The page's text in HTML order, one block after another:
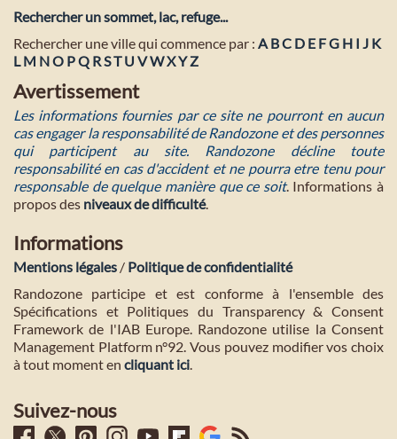
Rechercher un sommet, lac, refuge...
Rechercher une ville qui commence par : A BC D E FG H I J K
L M NO PQ RST U VWXYZ
Avertissement
Les informations fournies par ce site ne pourront en aucun
cas engager la responsabilité de Randozone et des personnes
qui participent au site. Randozone décline toute
responsabilité en cas d'accident et ne pourra etre tenu pour
responsable de quelque manière que ce soit. Informations à
propos des niveaux de difficulté.
Informations
Mentions légales / Politique de confidentialité
Randozone participe et est conforme à l'ensemble des
Spécifications et Politiques du Transparency & Consent
Framework de l'IAB Europe. Randozone utilise la Consent
Management Platform n°92. Vous pouvez modifier vos choix
à tout moment en cliquant ici.
Suivez-nous